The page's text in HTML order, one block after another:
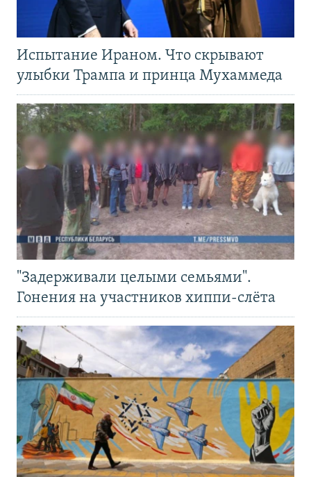
Испытание Ираном. Что скрывают
улыбки Трампа и принца Мухаммеда
"Задерживали целыми семьями".
Гонения на участников хиппи-слёта